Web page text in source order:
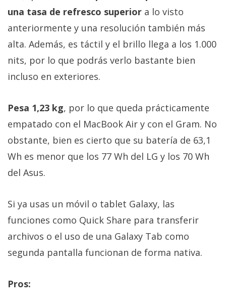
una tasa de refresco superior a lo visto
anteriormente y una resolución también más
alta. Además, es táctil y el brillo llega a los 1.000
nits, por lo que podrás verlo bastante bien
incluso en exteriores.
Pesa 1,23 kg, por lo que queda prácticamente
empatado con el MacBook Air y con el Gram. No
obstante, bien es cierto que su batería de 63,1
Wh es menor que los 77 Wh del LG y los 70 Wh
del Asus.
Si ya usas un móvil o tablet Galaxy, las
funciones como Quick Share para transferir
archivos o el uso de una Galaxy Tab como
segunda pantalla funcionan de forma nativa.
Pros: